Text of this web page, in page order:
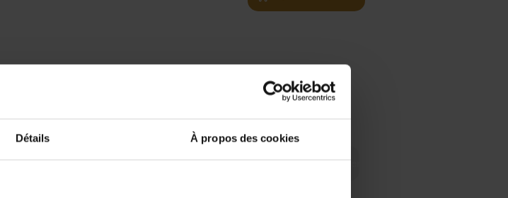
Détails À propos des cookies
(EN)
and Implement a Winning Strategy as a
Van Ossel
29,99